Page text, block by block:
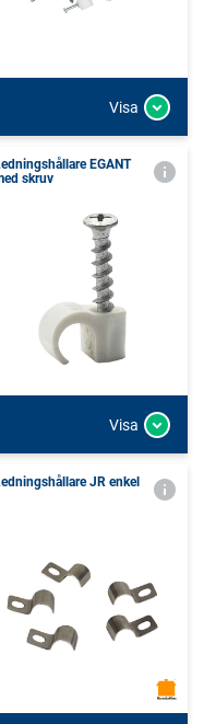
Visa
EGANT
skruv
Visa
JR enkel